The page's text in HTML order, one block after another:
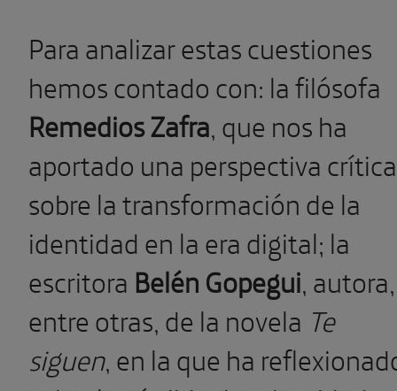
Para analizar estas cuestiones
hemos contado con: la filósofa
Remedios Zafra,que nos ha
aportado una perspectiva crítica
sobre la transformación de la
identidad en la era digital; la
escritora Belén Gopegui,autora,
entre otras, de la novela Te
siguen, en la que ha